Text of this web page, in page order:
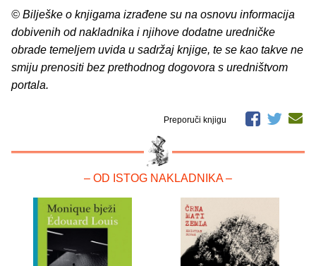
© Bilješke o knjigama izrađene su na osnovu informacija
dobivenih od nakladnika i njihove dodatne uredničke
obrade temeljem uvida u sadržaj knjige, te se kao takve ne
smiju prenositi bez prethodnog dogovora s uredništvom
portala.
Preporuči knjigu
– OD ISTOG NAKLADNIKA –